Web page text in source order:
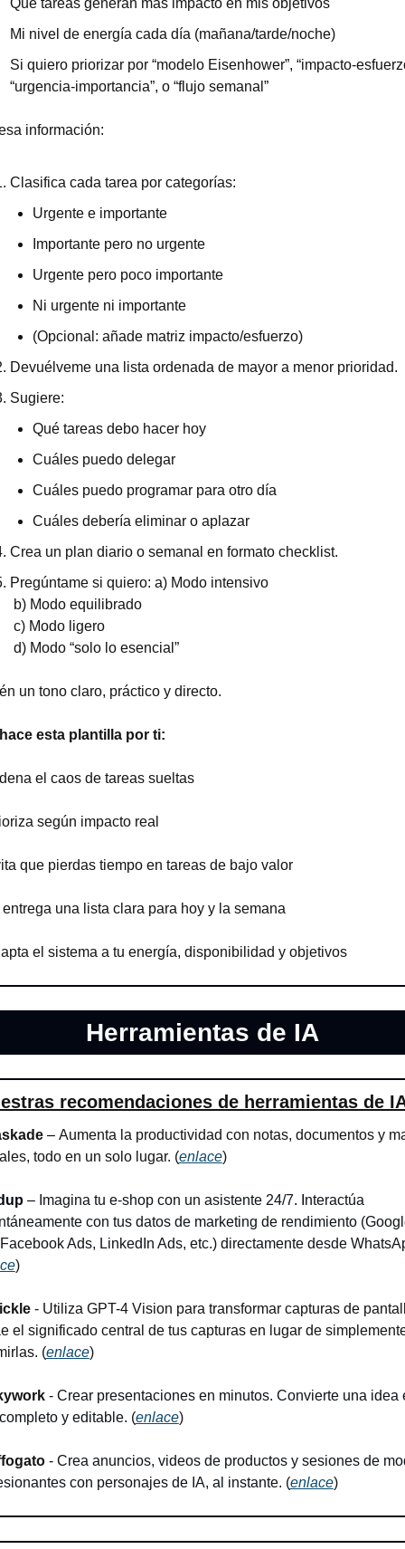
Mi nivel de energía cada día (mañana/tarde/noche)
Si quiero priorizar por “modelo Eisenhower”, “impacto-
“urgencia-importancia”, o “flujo semanal”
información:
Clasifica cada tarea por categorías:
Urgente e importante
Importante pero no urgente
Urgente pero poco importante
Ni urgente ni importante
(Opcional: añade matriz impacto/esfuerzo)
Devuélveme una lista ordenada de mayor a menor prioridad.
Sugiere:
Qué tareas debo hacer hoy
Cuáles puedo delegar
Cuáles puedo programar para otro día
Cuáles debería eliminar o aplazar
Crea un plan diario o semanal en formato checklist.
Pregúntame si quiero: a) Modo intensivo
b) Modo equilibrado
c) Modo ligero
d) Modo “solo lo esencial”
un tono claro, práctico y directo.
esta plantilla por ti:
el caos de tareas sueltas
según impacto real
que pierdas tiempo en tareas de bajo valor
una lista clara para hoy y la semana
el sistema a tu energía, disponibilidad y objetivos
Herramientas de IA
recomendaciones de herramientas de
– Aumenta la productividad con notas, documentos y
todo en un solo lugar. (enlace)
– Imagina tu e-shop con un asistente 24/7. I nteractúa
con tus datos de marketing de rendimiento
)
- Utiliza GPT-4 Vision para transformar capturas de
el significado central de tus capturas en lugar de
(enlace)
- Crear presentaciones en minutos. Convierte una idea
y editable. (enlace)
- Crea anuncios, videos de productos y sesiones de
con personajes de IA, al instante. (enlace)